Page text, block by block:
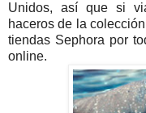
Unidos, así que si
haceros de la
tiendas Sephora por
online.